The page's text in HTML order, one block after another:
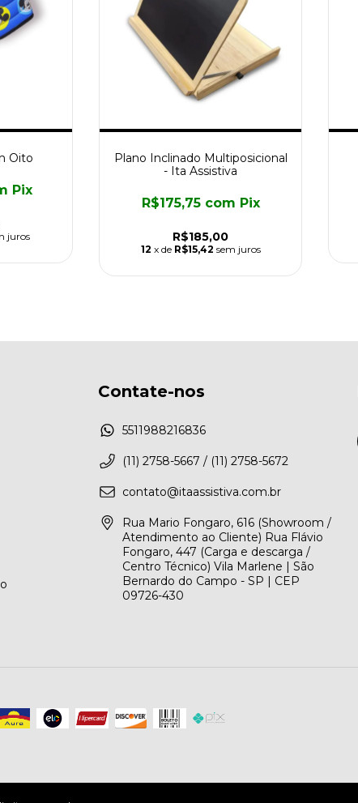
Oito
Pix
juros
Plano Inclinado Multiposicional
- Ita Assistiva
R$185,00
R$175,75 com Pix
12 x de R$15,42 sem juros
Contate-nos
5511988216836
(11) 2758-5667 / (11) 2758-5672
contato@itaassistiva.com.br
Rua Mario Fongaro, 616 (Showroom /
Atendimento ao Cliente) Rua Flávio
Fongaro, 447 (Carga e descarga /
Centro Técnico) Vila Marlene | São
Bernardo do Campo - SP | CEP
09726-430